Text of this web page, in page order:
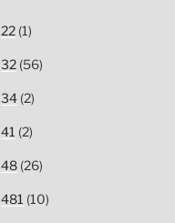
22(1)
32(56)
34(2)
41 (2)
48(26)
481 (10)